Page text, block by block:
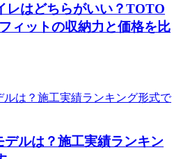
レはどちらがいい？TOTO
ィットの収納力と価格を比
ルは？施工実績ランキン